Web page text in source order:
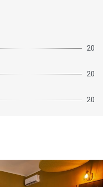
20
20
20